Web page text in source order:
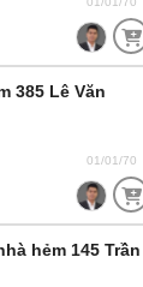
385 Lê Văn
01/01/70